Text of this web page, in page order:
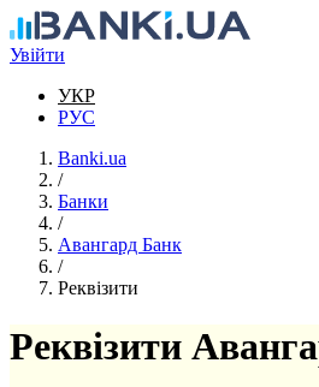
Перейти до основного вмісту
Увійти
УКР
РУС
Banki.ua
/
Банки
/
Авангард Банк
/
Реквізити
Реквізити